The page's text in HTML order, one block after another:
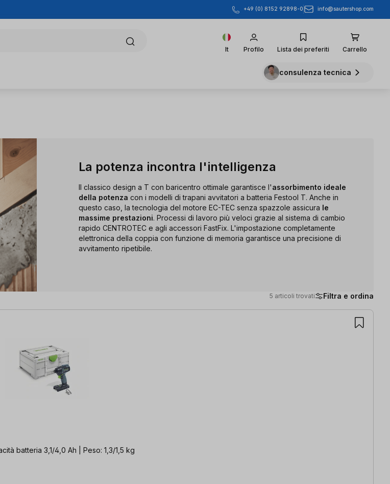
+49 (0) 8152 92898-0 info@sautershop.com
It Profilo Lista dei preferiti Carrello
consulenza tecnica
La potenza incontra l'intelligenza
Il classico design a T con baricentro ottimale garantisce l'assorbimento ideale
della potenza con i modelli di trapani avvitatori a batteria Festool T. Anche in
questo caso, la tecnologia del motore EC-TEC senza spazzole assicura le
massime prestazioni. Processi di lavoro più veloci grazie al sistema di cambio
rapido CENTROTEC e agli accessori FastFix. L'impostazione completamente
elettronica della coppia con funzione di memoria garantisce una precisione di
avvitamento ripetibile.
5 articoli trovati Filtra e ordina
batteria 3,1/4,0 Ah | Peso: 1,3/1,5 kg